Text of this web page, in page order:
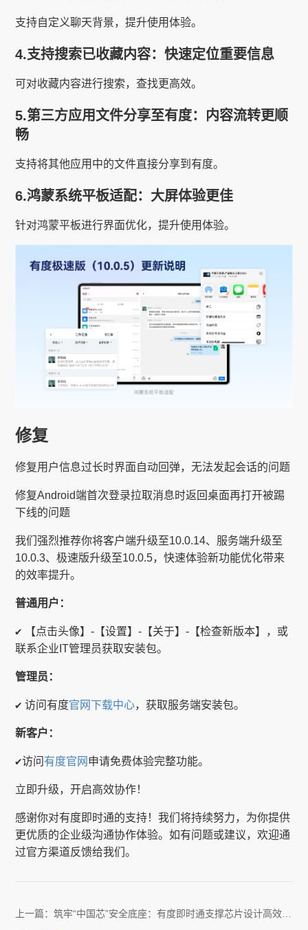
支持自定义聊天背景，提升使用体验。
4.支持搜索已收藏内容：快速定位重要信息
可对收藏内容进行搜索，查找更高效。
5.第三方应用文件分享至有度：内容流转更顺
畅
支持将其他应用中的文件直接分享到有度。
6.鸿蒙系统平板适配：大屏体验更佳
针对鸿蒙平板进行界面优化，提升使用体验。
修复
修复用户信息过长时界面自动回弹，无法发起会话的问题
修复Android端首次登录拉取消息时返回桌面再打开被踢
下线的问题
我们强烈推荐你将客户端升级至10.0.14、服务端升级至
10.0.3、极速版升级至10.0.5，快速体验新功能优化带来
的效率提升。
普通用户：
✔️ 【点击头像】-【设置】-【关于】-【检查新版本】，或
联系企业IT管理员获取安装包。
管理员：
✔️ 访问有度官网下载中心，获取服务端安装包。
新客户：
✔️访问 有度官网 申请免费体验完整功能。
立即升级，开启高效协作！
感谢你对有度即时通的支持！我们将持续努力，为你提供
更优质的企业级沟通协作体验。如有问题或建议，欢迎通
过官方渠道反馈给我们。
上一篇：筑牢“中国芯”安全底座：有度即时通支撑芯片设计高效协